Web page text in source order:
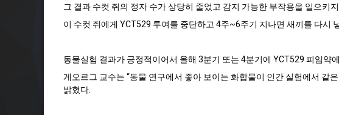
그 결과 수컷 쥐의 정자 수가 상당히 줄었고 감지 가능한 부작용을 일으키
이 수컷 쥐에게 YCT529 투여를 중단하고 4주~6주기 지나면 새끼를 다시
동물실험 결과가 긍정적이어서 올해 3분기 또는 4분기에 YCT529 피임약
게오르그 교수는 “동물 연구에서 좋아 보이는 화합물이 인간 실험에서 같
밝혔다.